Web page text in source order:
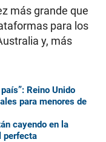
más grande que
para los
y, más
Reino Unido
para menores de
cayendo en la
perfecta